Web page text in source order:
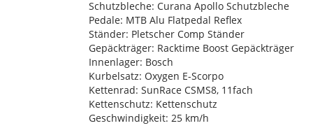
Schutzbleche: Curana Apollo Schutzbleche
Pedale: MTB Alu Flatpedal Reflex
Ständer: Pletscher Comp Ständer
Gepäckträger: Racktime Boost Gepäckträger
Innenlager: Bosch
Kurbelsatz: Oxygen E-Scorpo
Kettenrad: SunRace CSMS8, 11fach
Kettenschutz: Kettenschutz
Geschwindigkeit: 25 km/h